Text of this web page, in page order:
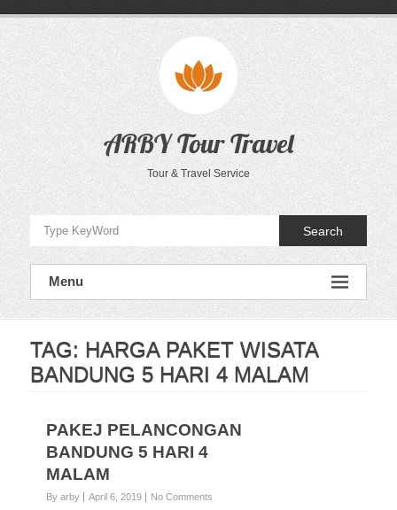
ARBY Tour Travel
Tour & Travel Service
Search
Menu
TAG: HARGA PAKET WISATA
BANDUNG 5 HARI 4 MALAM
PAKEJ PELANCONGAN
BANDUNG 5 HARI 4
MALAM
By arby April 6, 2019 No Comments